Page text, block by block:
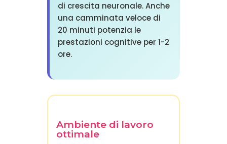
di crescita neuronale. Anche
una camminata veloce di
20 minuti potenzia le
prestazioni cognitive per 1-2
ore.
Ambiente di lavoro
ottimale